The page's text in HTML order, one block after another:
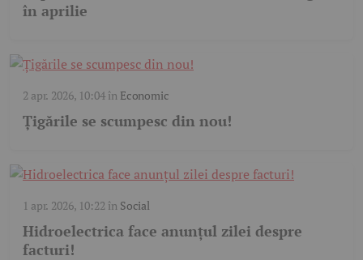
în aprilie
2 apr. 2026, 10:04în Economic
Țigările se scumpesc din nou!
1 apr. 2026, 10:22 în Social
Hidroelectrica face anunțul zilei despre
facturi!